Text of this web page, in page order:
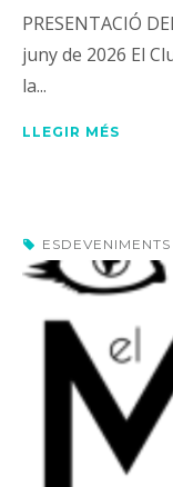
PRESENTACIÓ
juny de 2026 El
la...
LLEGIR MÉS
ESDEVENIMENTS